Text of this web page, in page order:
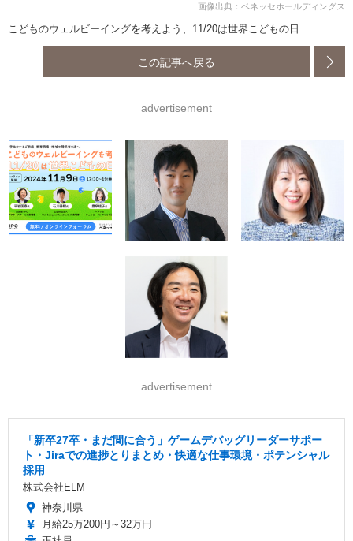
画像出典：ベネッセホールディングス
こどものウェルビーイングを考えよう、11/20は世界こどもの日
この記事へ戻る
advertisement
advertisement
「新卒27卒・まだ間に合う」ゲームデバッグリーダーサポー
ト・Jiraでの進捗とりまとめ・快適な仕事環境・ポテンシャル
採用
株式会社ELM
神奈川県
月給25万200円～32万円